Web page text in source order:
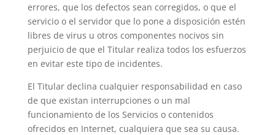
errores, que los defectos sean corregidos, o que el
servicio o el servidor que lo pone a disposición estén
libres de virus u otros componentes nocivos sin
perjuicio de que el Titular realiza todos los esfuerzos
en evitar este tipo de incidentes.
El Titular declina cualquier responsabilidad en caso
de que existan interrupciones o un mal
funcionamiento de los Servicios o contenidos
ofrecidos en Internet, cualquiera que sea su causa.